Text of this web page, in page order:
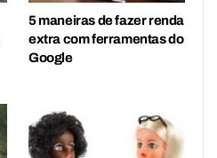
5 maneiras de fazer renda
extra com ferramentas do
Google